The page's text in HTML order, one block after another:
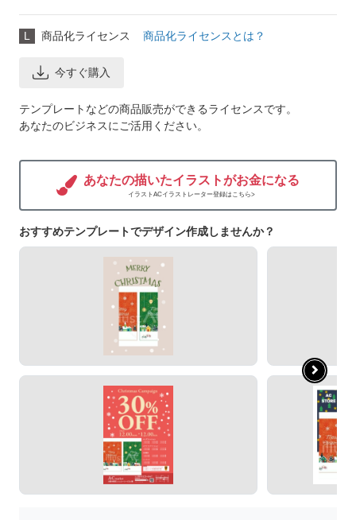
L 商品化ライセンス 商品化ライセンスとは？
今すぐ購入
テンプレートなどの商品販売ができるライセンスです。
あなたのビジネスにご活用ください。
あなたの描いたイラストがお金になる
イラストACイラストレーター登録はこちら>
おすすめテンプレートでデザイン作成しませんか？